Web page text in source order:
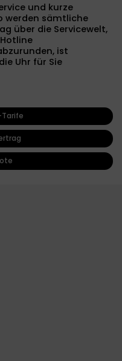
und kurze
werden sämtliche
über die Servicewelt,
ist
Uhr für Sie